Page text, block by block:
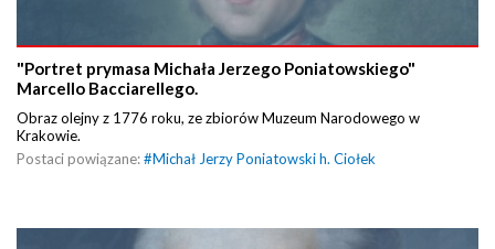
"Portret prymasa Michała Jerzego Poniatowskiego"
Marcello Bacciarellego.
Obraz olejny z 1776 roku, ze zbiorów Muzeum Narodowego w
Krakowie.
Postaci powiązane:#Michał Jerzy Poniatowski h. Ciołek